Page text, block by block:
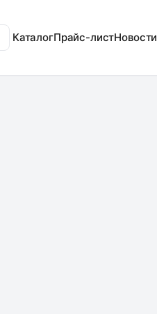
КаталогПрайс-листНовости